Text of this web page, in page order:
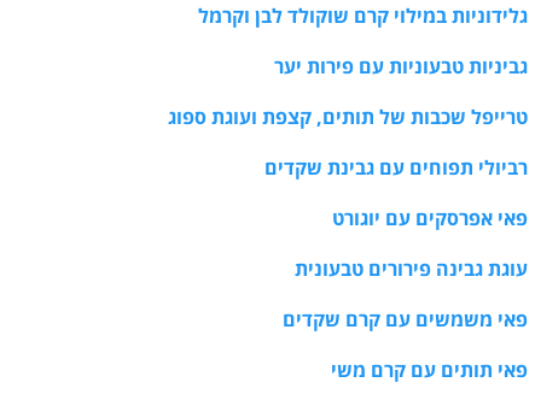
גלידוניות במילוי קרם שוקולד לבן וקרמל
גביניות טבעוניות עם פירות יער
טרייפל שכבות של תותים, קצפת ועוגת ספוג
רביולי תפוחים עם גבינת שקדים
פאי אפרסקים עם יוגורט
עוגת גבינה פירורים טבעונית
פאי משמשים עם קרם שקדים
פאי תותים עם קרם משי